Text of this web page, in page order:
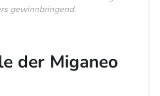
gewinnbringend.
der Miganeo